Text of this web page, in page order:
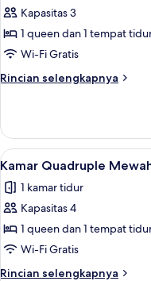
untuk
Kamar
Triple
Eksekutif
Kapasitas 3
1 queen dan 1 tempat
Wi-Fi Gratis
Rincian selengkapnya
Rincian
Kamar
Triple
Eksekutif
Lihat
semua
foto
untuk
Kamar
Quadruple
Mewah
7
Kamar Quadruple
1 kamar tidur
Kapasitas 4
1 queen dan 1 tempat
Wi-Fi Gratis
Rincian selengkapnya
Rincian